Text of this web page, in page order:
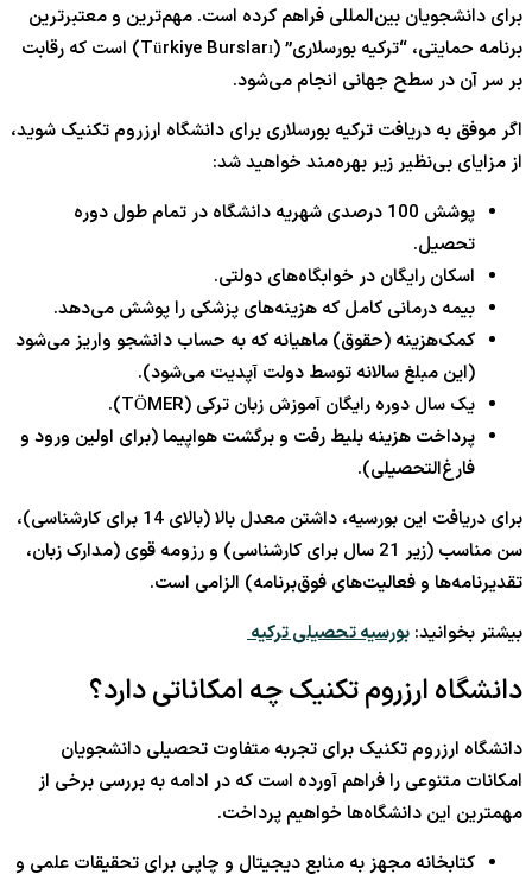
برای دانشجویان بین‌المللی فراهم کرده است. مهم‌ترین و معتبرترین
برنامه حمایتی، “ترکیه بورسلاری” (Türkiye Bursları) است که رقابت
بر سر آن در سطح جهانی انجام می‌شود.
اگر موفق به دریافت ترکیه بورسلاری برای دانشگاه ارزروم تکنیک شوید،
از مزایای بی‌نظیر زیر بهره‌مند خواهید شد:
پوشش 100 درصدی شهریه دانشگاه در تمام طول دوره
تحصیل.
اسکان رایگان در خوابگاه‌های دولتی.
بیمه درمانی کامل که هزینه‌های پزشکی را پوشش می‌دهد.
کمک‌هزینه (حقوق) ماهیانه که به حساب دانشجو واریز می‌شود
(این مبلغ سالانه توسط دولت آپدیت می‌شود).
یک سال دوره رایگان آموزش زبان ترکی (TÖMER).
پرداخت هزینه بلیط رفت و برگشت هواپیما (برای اولین ورود و
فارغ‌التحصیلی).
برای دریافت این بورسیه، داشتن معدل بالا (بالای 14 برای کارشناسی)،
سن مناسب (زیر 21 سال برای کارشناسی) و رزومه قوی (مدارک زبان،
تقدیرنامه‌ها و فعالیت‌های فوق‌برنامه) الزامی است.
بیشتر بخوانید: بورسیه تحصیلی ترکیه
دانشگاه ارزروم تکنیک چه امکاناتی دارد؟
دانشگاه ارزروم تکنیک برای تجربه متفاوت تحصیلی دانشجویان
امکانات متنوعی را فراهم آورده است که در ادامه به بررسی برخی از
مهمترین این دانشگاه‌ها خواهیم پرداخت.
کتابخانه مجهز به منابع دیجیتال و چاپی برای تحقیقات علمی و